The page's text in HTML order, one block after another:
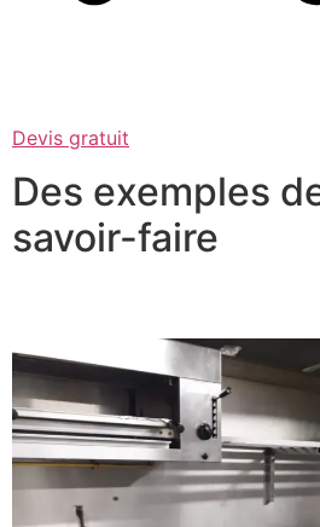
Devis gratuit
Des exemples
savoir-faire